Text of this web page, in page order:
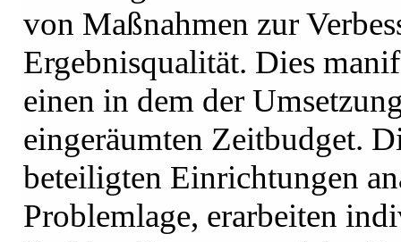
von Maßnahmen zur
Ergebnisqualität. Dies
einen in dem der
eingeräumten Zeitbudget.
beteiligten Einrichtungen
Problemlage, erarbeiten